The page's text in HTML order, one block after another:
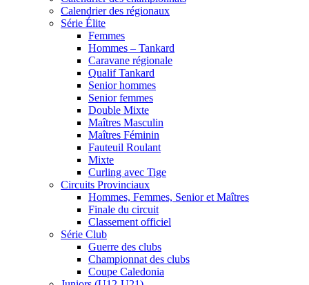
Calendrier des régionaux
Série Élite
Femmes
Hommes – Tankard
Caravane régionale
Qualif Tankard
Senior hommes
Senior femmes
Double Mixte
Maîtres Masculin
Maîtres Féminin
Fauteuil Roulant
Mixte
Curling avec Tige
Circuits Provinciaux
Hommes, Femmes, Senior et Maîtres
Finale du circuit
Classement officiel
Série Club
Guerre des clubs
Championnat des clubs
Coupe Caledonia